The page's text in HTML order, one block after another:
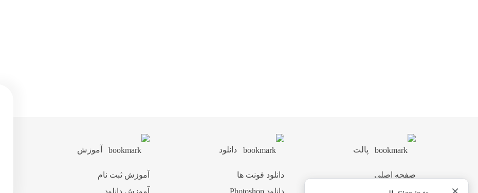
پالت
صفحه اصلی
اشتراک ویژه
دانلود
دانلود فونت ها
دانلود Photoshop
آموزش
آموزش ثبت نام
آموزش دانلود